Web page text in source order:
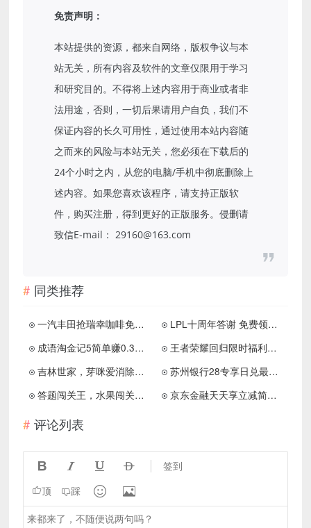
免责声明：
本站提供的资源，都来自网络，版权争议与本
站无关，所有内容及软件的文章仅限用于学习
和研究目的。不得将上述内容用于商业或者非
法用途，否则，一切后果请用户自负，我们不
保证内容的长久可用性，通过使用本站内容随
之而来的风险与本站无关，您必须在下载后的
24个小时之内，从您的电脑/手机中彻底删除上
述内容。如果您喜欢该程序，请支持正版软
件，购买注册，得到更好的正版服务。侵删请
致信E-mail： 29160@163.com
同类推荐
一汽丰田抢瑞幸咖啡免费券码
LPL十周年答谢 免费领纪念臻彩皮肤 蓝色精粹等
成语淘金记5简单赚0.3以上
王者荣耀回归限时福利免费领1.88元微信红包
吉林世家，芽咪爱消除，稻香山村，皮皮女生，免费赚1.2元！
苏州银行28专享日兑最高888元微信红包 无需实名
答题闯关王，水果闯关王，我要翻盘，公社趣味版，免费赚1.2元！
京东金融天天享立减简单完成任务拿1元现金红包
评论列表
    签到
顶 踩  